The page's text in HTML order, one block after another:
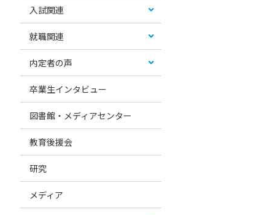
入試関連
就職関連
内定者の声
卒業生インタビュー
図書館・メディアセンター
教育後援会
研究
メディア